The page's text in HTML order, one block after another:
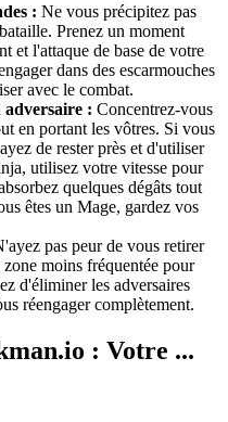
: Ne vous précipitez pas
Prenez un moment
et l'attaque de base de votre
dans des escarmouches
avec le combat.
: Concentrez-vous
en portant les vôtres. Si vous
de rester près et d'utiliser
utilisez votre vitesse pour
quelques dégâts tout
êtes un Mage, gardez vos
pas peur de vous retirer
moins fréquentée pour
d'éliminer les adversaires
réengager complètement.
: Votre ...